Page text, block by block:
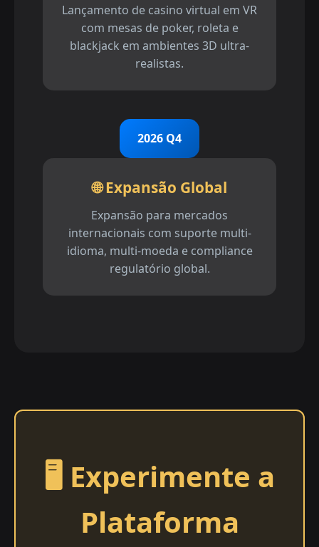
Lançamento de casino virtual em VR
com mesas de poker, roleta e
blackjack em ambientes 3D ultra-
realistas.
2026 Q4
🌐 Expansão Global
Expansão para mercados
internacionais com suporte multi-
idioma, multi-moeda e compliance
regulatório global.
🖥️ Experimente a
Plataforma